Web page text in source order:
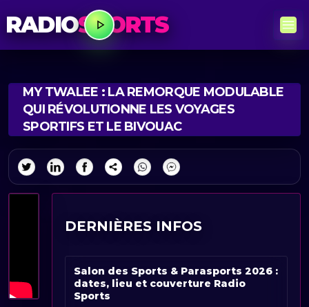
RADIOSPORTS
MY TWALEE : LA REMORQUE MODULABLE
QUI RÉVOLUTIONNE LES VOYAGES
SPORTIFS ET LE BIVOUAC
DERNIÈRES INFOS
Salon des Sports & Parasports 2026 :
dates, lieu et couverture Radio
Sports